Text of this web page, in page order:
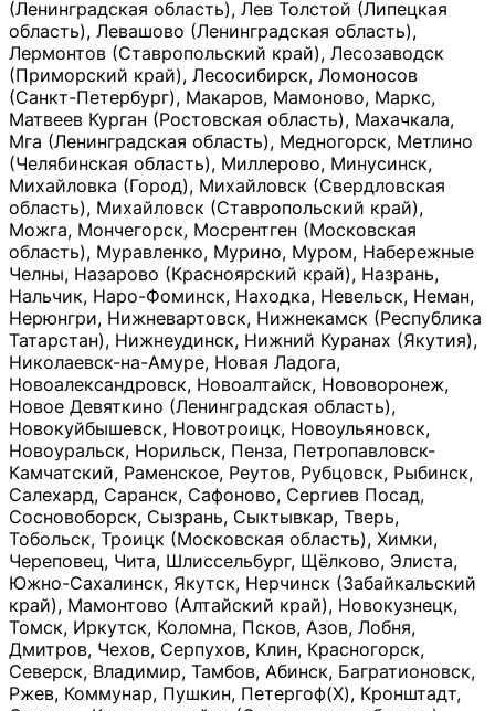
(Ленинградская область), Лев Толстой (Липецкая
область), Левашово (Ленинградская область),
Лермонтов (Ставропольский край), Лесозаводск
(Приморский край), Лесосибирск, Ломоносов
(Санкт-Петербург), Макаров, Мамоново, Маркс,
Матвеев Курган (Ростовская область), Махачкала,
Мга (Ленинградская область), Медногорск, Метлино
(Челябинская область), Миллерово, Минусинск,
Михайловка (Город), Михайловск (Свердловская
область), Михайловск (Ставропольский край),
Можга, Мончегорск, Мосрентген (Московская
область), Муравленко, Мурино, Муром, Набережные
Челны, Назарово (Красноярский край), Назрань,
Нальчик, Наро-Фоминск, Находка, Невельск, Неман,
Нерюнгри, Нижневартовск, Нижнекамск (Республика
Татарстан), Нижнеудинск, Нижний Куранах (Якутия),
Николаевск-на-Амуре, Новая Ладога,
Новоалександровск, Новоалтайск, Нововоронеж,
Новое Девяткино (Ленинградская область),
Новокуйбышевск, Новотроицк, Новоульяновск,
Новоуральск, Норильск, Пенза, Петропавловск-
Камчатский, Раменское, Реутов, Рубцовск, Рыбинск,
Салехард, Саранск, Сафоново, Сергиев Посад,
Сосновоборск, Сызрань, Сыктывкар, Тверь,
Тобольск, Троицк (Московская область), Химки,
Череповец, Чита, Шлиссельбург, Щёлково, Элиста,
Южно-Сахалинск, Якутск, Нерчинск (Забайкальский
край), Мамонтово (Алтайский край), Новокузнецк,
Томск, Иркутск, Коломна, Псков, Азов, Лобня,
Дмитров, Чехов, Серпухов, Клин, Красногорск,
Северск, Владимир, Тамбов, Абинск, Багратионовск,
Ржев, Коммунар, Пушкин, Петергоф(Х), Кронштадт,